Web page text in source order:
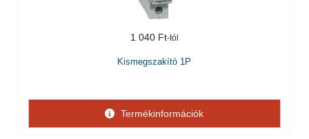
1 040 Ft
Kismegszakító 1P
Termékinformációk